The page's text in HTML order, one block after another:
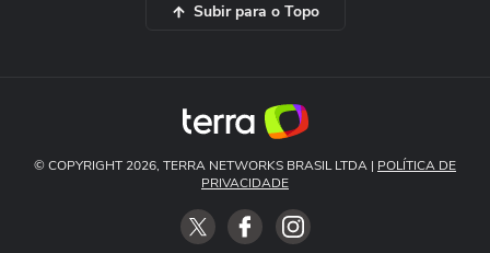
Subir para o Topo
© COPYRIGHT 2026, TERRA NETWORKS BRASIL LTDA | POLÍTICA DE
PRIVACIDADE